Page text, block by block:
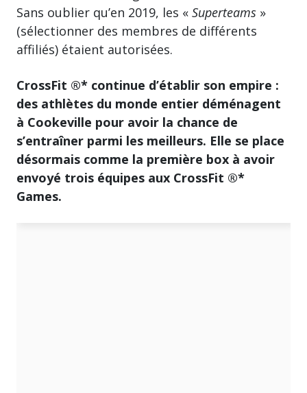
Sans oublier qu’en 2019, les « Superteams »
(sélectionner des membres de différents
affiliés) étaient autorisées.
CrossFit ®* continue d’établir son empire :
des athlètes du monde entier déménagent
à Cookeville pour avoir la chance de
s’entraîner parmi les meilleurs. Elle se place
désormais comme la première box à avoir
envoyé trois équipes aux CrossFit ®*
Games.